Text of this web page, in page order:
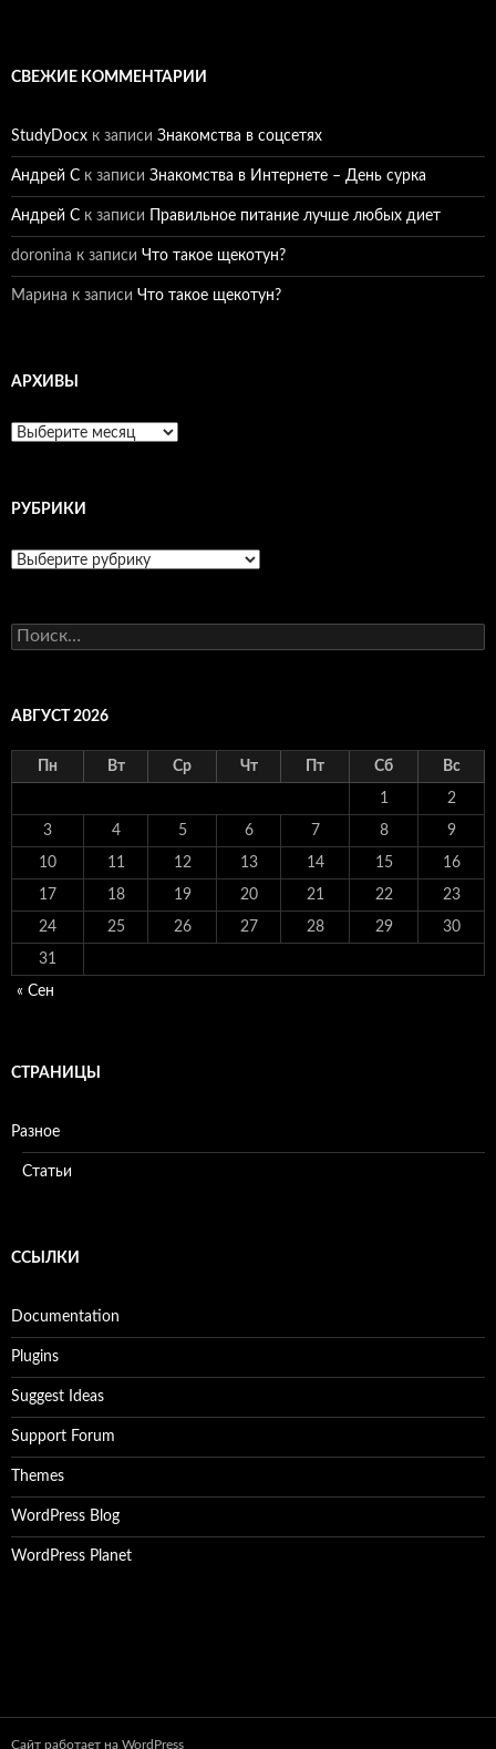
СВЕЖИЕ КОММЕНТАРИИ
StudyDocx к записи Знакомства в соцсетях
Андрей С к записи Знакомства в Интернете – День сурка
Андрей С к записи Правильное питание лучше любых диет
doronina к записи Что такое щекотун?
Марина к записи Что такое щекотун?
АРХИВЫ
Архивы
РУБРИКИ
Рубрики
Найти:
АВГУСТ 2026
Пн Вт Ср Чт Пт Сб Вс
1 2
3 4 5 6 7 8 9
10 11 12 13 14 15 16
17 18 19 20 21 22 23
24 25 26 27 28 29 30
31
« Сен
СТРАНИЦЫ
Разное
Статьи
ССЫЛКИ
Documentation
Plugins
Suggest Ideas
Support Forum
Themes
WordPress Blog
WordPress Planet
Сайт работает на WordPress